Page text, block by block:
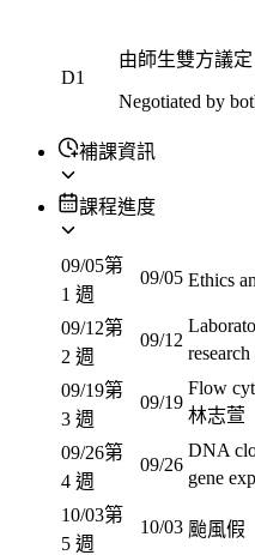
D1
由師生雙方議定
Negotiated by
補課資訊
課程進度
09/05第
1 週
09/05 Ethics
09/12第
2 週
09/12
09/19第
3 週
09/19
Flow
林志萱
09/26第
4 週
09/26
DNA
gene
10/03第
5 週
10/03 颱風假